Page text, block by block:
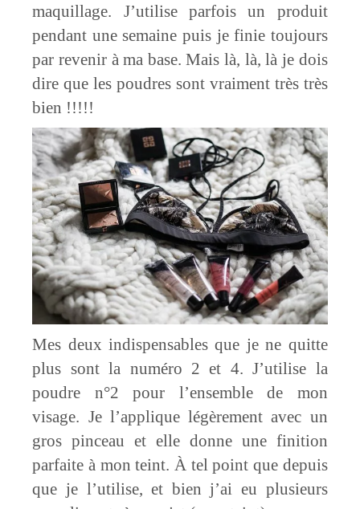
maquillage. J’utilise parfois un produit
pendant une semaine puis je finie toujours
par revenir à ma base. Mais là, là, là je dois
dire que les poudres sont vraiment très très
bien !!!!!
Mes deux indispensables que je ne quitte
plus sont la numéro 2 et 4. J’utilise la
poudre n°2 pour l’ensemble de mon
visage. Je l’applique légèrement avec un
gros pinceau et elle donne une finition
parfaite à mon teint. À tel point que depuis
que je l’utilise, et bien j’ai eu plusieurs